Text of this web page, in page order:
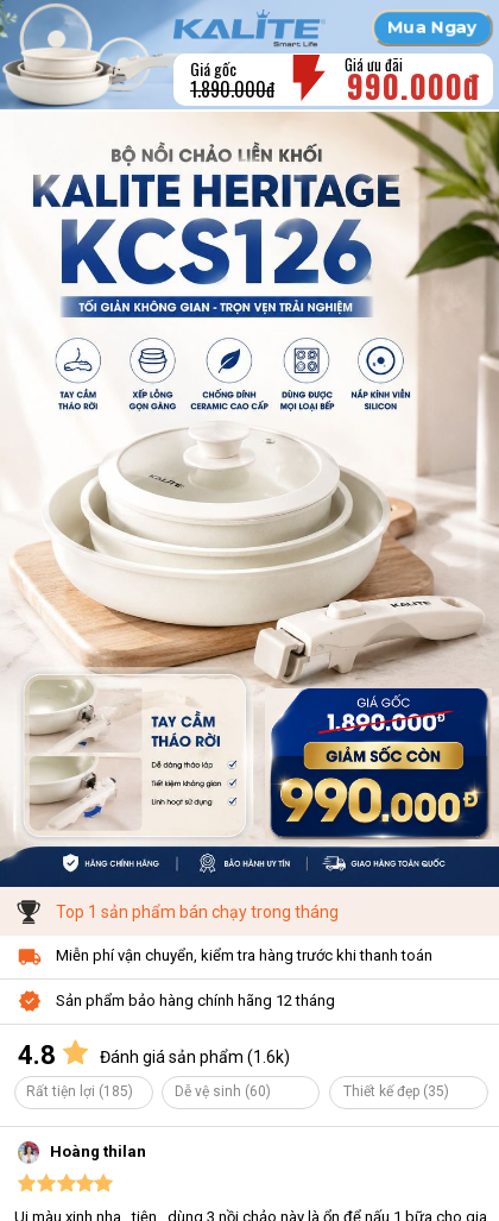
Mua Ngay
Giá ưu đãi
990.000đ
Giá gốc
1.890.000đ
Top 1 sản phẩm bán chạy trong tháng
Miễn phí vận chuyển, kiểm tra hàng trước khi thanh toán
Sản phẩm bảo hàng chính hãng 12 tháng
4.8 Đánh giá sản phẩm (1.6k)
Rất tiện lợi (185) Dễ vệ sinh (60) Thiết kế đẹp (35)
Hoàng thilan
Ui màu xinh nha , tiện , dùng 3 nồi chảo này là ổn để nấu 1 bữa cho gia